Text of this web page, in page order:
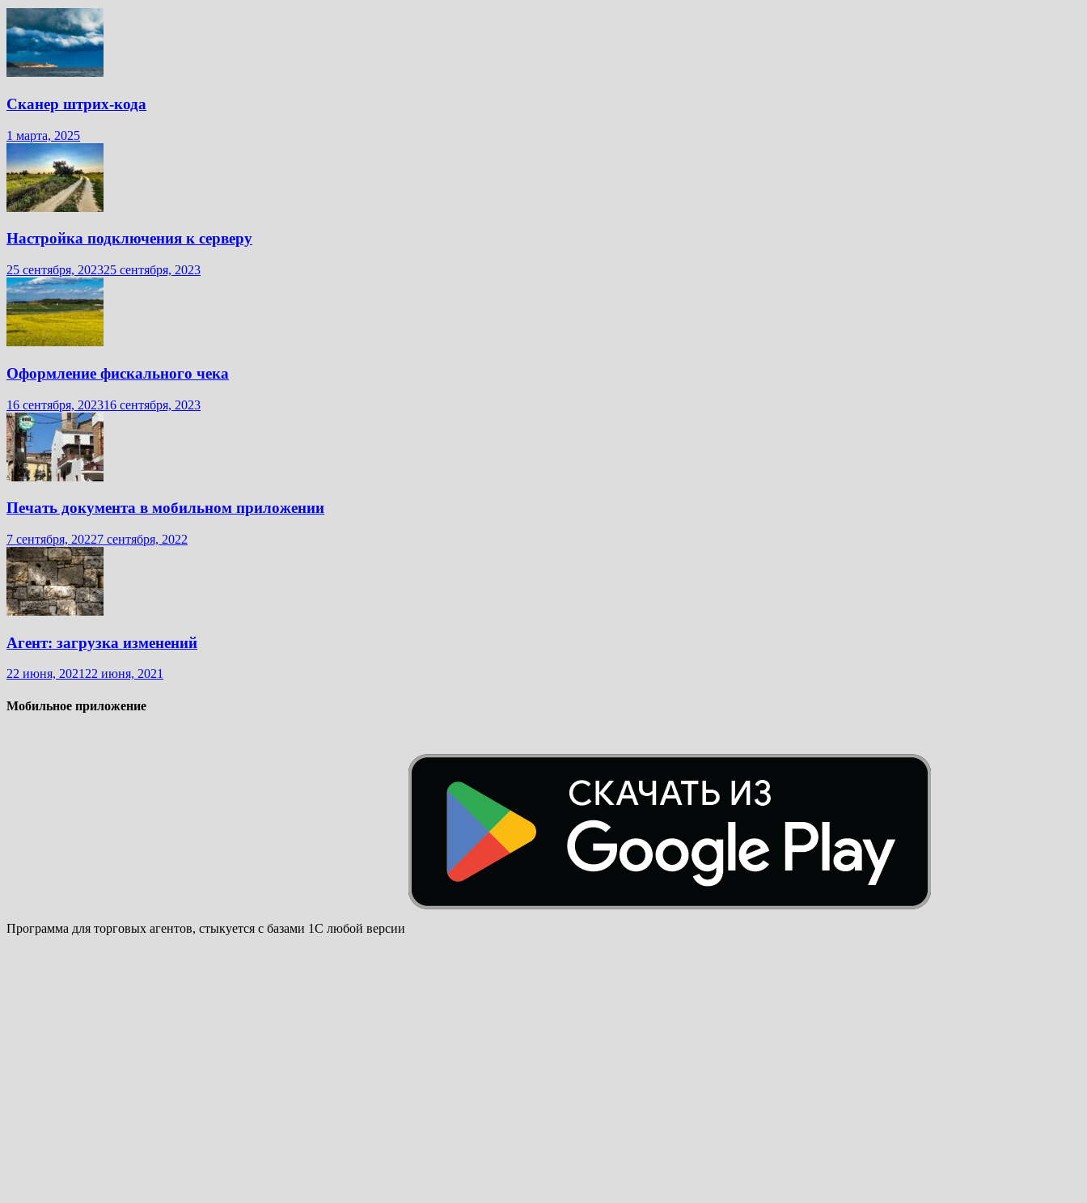
Сканер штрих-кода
1 марта, 2025
Настройка подключения к серверу
25 сентября, 202325 сентября, 2023
Оформление фискального чека
16 сентября, 202316 сентября, 2023
Печать документа в мобильном приложении
7 сентября, 20227 сентября, 2022
Агент: загрузка изменений
22 июня, 2021 22 июня, 2021
Мобильное приложение
Программа для торговых агентов, стыкуется с базами 1С любой версии